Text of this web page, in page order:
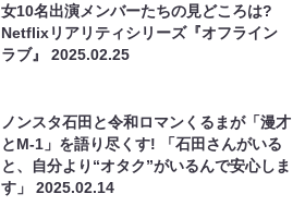
女10名出演メンバーたちの見どころは?
Netflixリアリティシリーズ『オフライン
ラブ』2025.02.25
ノンスタ石田と令和ロマンくるまが「漫才
とM-1」を語り尽くす! 「石田さんがいる
と、自分より“オタク”がいるんで安心しま
す」2025.02.14